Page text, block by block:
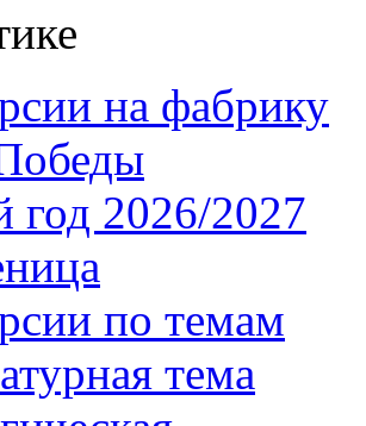
на фабрику
год 2026/2027
по темам
тема